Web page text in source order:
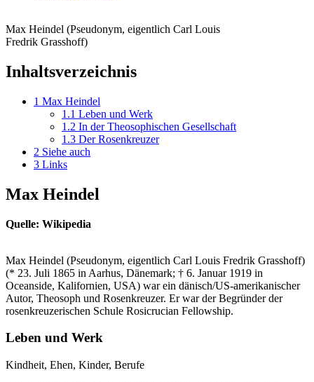
Max Heindel (Pseudonym, eigentlich Carl Louis
Fredrik Grasshoff)
Inhaltsverzeichnis
1 Max Heindel
1.1 Leben und Werk
1.2 In der Theosophischen Gesellschaft
1.3 Der Rosenkreuzer
2 Siehe auch
3 Links
Max Heindel
Quelle: Wikipedia
Max Heindel (Pseudonym, eigentlich Carl Louis Fredrik Grasshoff)
(* 23. Juli 1865 in Aarhus, Dänemark; † 6. Januar 1919 in
Oceanside, Kalifornien, USA) war ein dänisch/US-amerikanischer
Autor, Theosoph und Rosenkreuzer. Er war der Begründer der
rosenkreuzerischen Schule Rosicrucian Fellowship.
Leben und Werk
Kindheit, Ehen, Kinder, Berufe